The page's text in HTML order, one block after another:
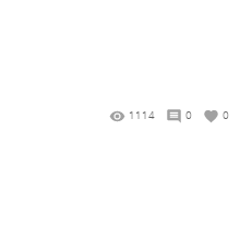
1114 0 0